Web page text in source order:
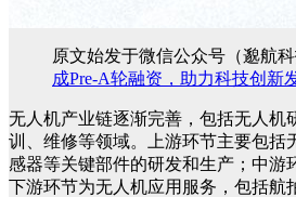
原文始发于微信公众号（邈航科
成Pre-A轮融资，助力科技创新
无人机产业链逐渐完善，包括无人机
训、维修等领域。上游环节主要包括
感器等关键部件的研发和生产；中游
下游环节为无人机应用服务，包括航